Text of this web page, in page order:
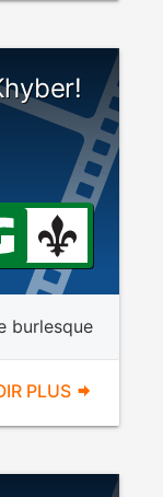
burlesque
PLUS